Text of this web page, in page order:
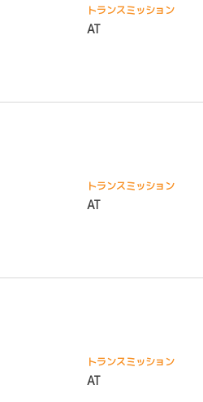
トランスミッション
AT
トランスミッション
AT
トランスミッション
AT